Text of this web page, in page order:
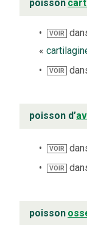
poisson
VOIR
«
VOIR
poisson d’
VOIR
VOIR
poisson